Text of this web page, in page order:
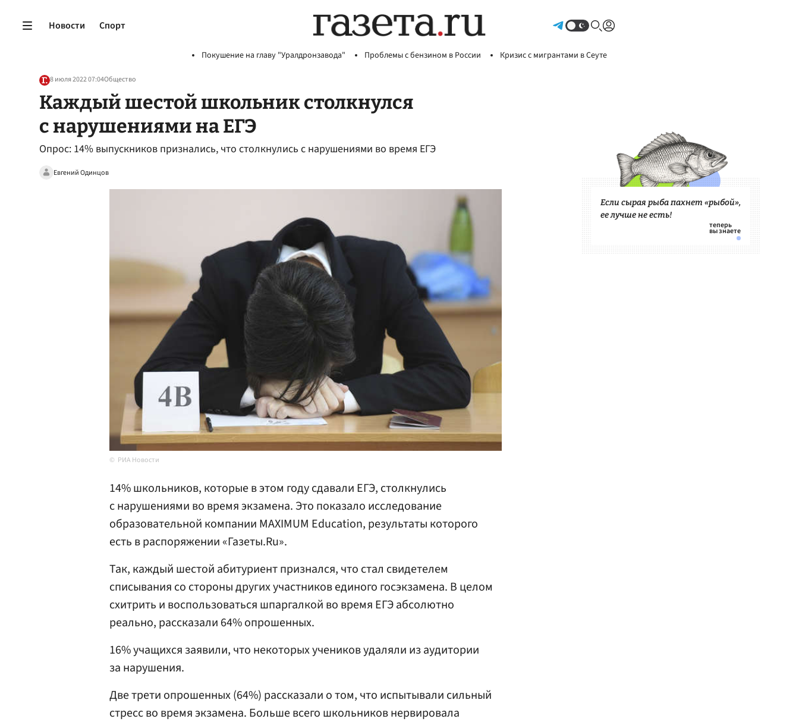
Новости Спорт
Покушение на главу "Уралдронзавода" Проблемы с бензином в России Кризис с мигрантами в Сеуте
8 июля 2022 07:04Общество
Каждый шестой школьник столкнулся
с нарушениями на ЕГЭ
Опрос: 14% выпускников признались, что столкнулись с нарушениями во время ЕГЭ
Евгений Одинцов
РИА Новости
14% школьников, которые в этом году сдавали ЕГЭ, столкнулись
с нарушениями во время экзамена. Это показало исследование
образовательной компании MAXIMUM Education, результаты которого
есть в распоряжении «Газеты.Ru».
Так, каждый шестой абитуриент признался, что стал свидетелем
списывания со стороны других участников единого госэкзамена. В целом
схитрить и воспользоваться шпаргалкой во время ЕГЭ абсолютно
реально, рассказали 64% опрошенных.
16% учащихся заявили, что некоторых учеников удаляли из аудитории
за нарушения.
Две трети опрошенных (64%) рассказали о том, что испытывали сильный
стресс во время экзамена. Больше всего школьников нервировала
Если сырая рыба пахнет «рыбой»,
ее лучше не есть!